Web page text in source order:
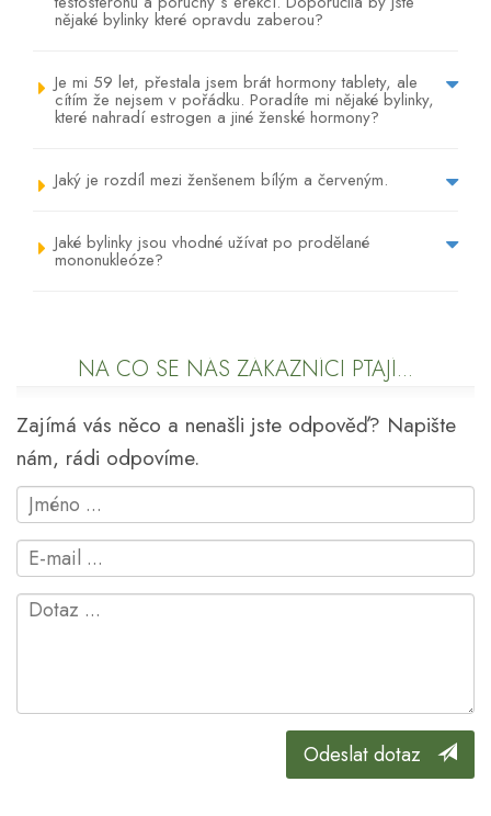
nějaké bylinky které opravdu zaberou?
Je mi 59 let, přestala jsem brát hormony tablety, ale
cítím že nejsem v pořádku. Poradíte mi nějaké bylinky,
které nahradí estrogen a jiné ženské hormony?
Jaký je rozdíl mezi ženšenem bílým a červeným.
Jaké bylinky jsou vhodné užívat po prodělané
mononukleóze?
NA CO SE NÁS ZÁKAZNÍCI PTAJÍ...
Zajímá vás něco a nenašli jste odpověď? Napište
nám, rádi odpovíme.
Odeslat dotaz